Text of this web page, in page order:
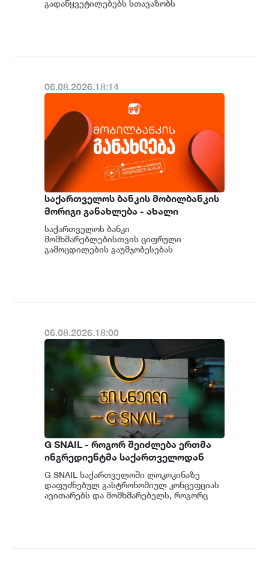
გადაწყვეტილებებს სთავაზობს
06.08.2026.18:14
საქართველოს ბანკის მობილბანკის
მორიგი განახლება - ახალი
შესაძლებლობები
მომხმარებლებისთვის
საქართველოს ბანკი
მომხმარებლებისთვის ციფრული
გამოცდილების გაუმჯობესებას
06.08.2026.18:00
G SNAIL - როგორ შეიძლება ერთმა
ინგრედიენტმა საქართველოდან
საერთაშორისო კულინარიულ
კონცეფციას ჩაუყაროს საფუძველი
G SNAIL საქართველოში ლოკოკინაზე
დაფუძნებულ გასტრონომიულ კონცეფციას
ავითარებს და მომხმარებელს, როგორც